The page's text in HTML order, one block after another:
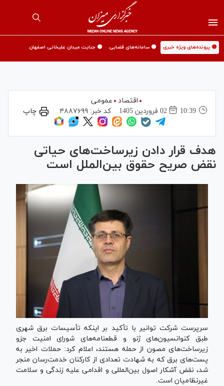
🟡 پرونده‌های ویژه خبری 🟡 سامانه‌های قضایی 🟡 جنایت میدان علیخانی اصفهان
اقتصاد
عمومی
10:39
02 فروردين 1405 کد خبر: ۴۸۸۷۶۹۹ چاپ
هدف قرار دادن زیرساخت‌های حیاتی
نقض صریح حقوق بین‌الملل است
سرپرست شرکت توانیر با تأکید بر اینکه تأسیسات برق شهری
طبق کنوانسیون‌های ژنو و قطعنامه‌های شورای امنیت جزو
زیرساخت‌های مصون از حمله هستند، اعلام کرد: حملات اخیر به
پست‌های برق که به شهادت تعدادی از کارکنان خدمت‌رسان منجر
شد، نقض آشکار اصول بین‌المللی و اقدامی علیه زندگی و سلامت
غیرنظامیان است.